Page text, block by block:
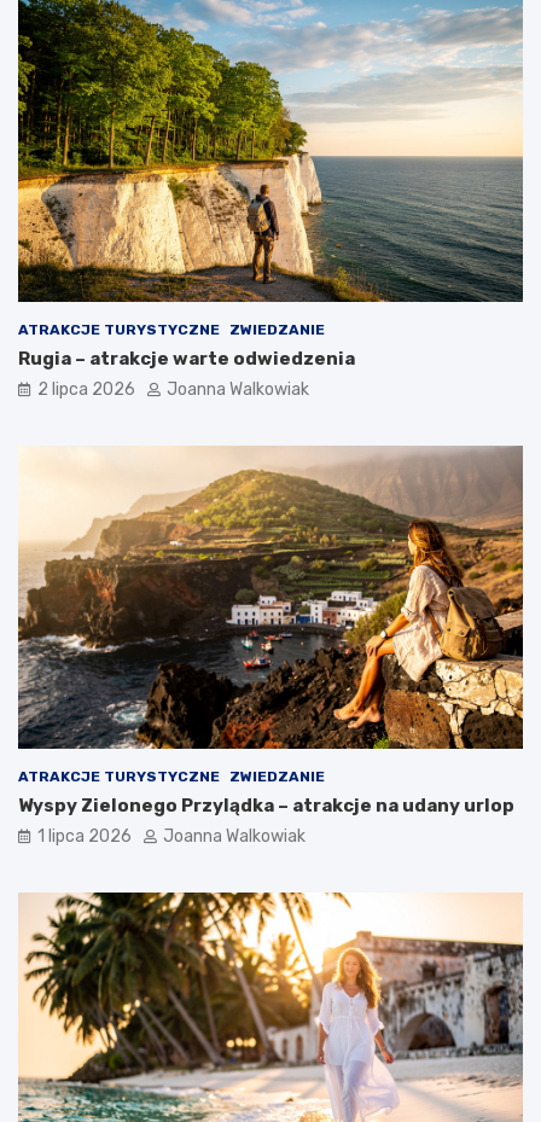
ATRAKCJE TURYSTYCZNE ZWIEDZANIE
Rugia – atrakcje warte odwiedzenia
2 lipca 2026 Joanna Walkowiak
ATRAKCJE TURYSTYCZNE ZWIEDZANIE
Wyspy Zielonego Przylądka – atrakcje na udany urlop
1 lipca 2026 Joanna Walkowiak